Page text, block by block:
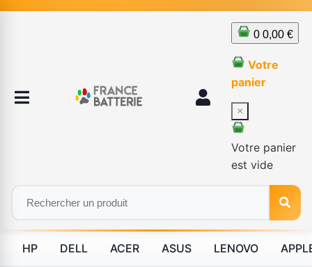
0 0,00 €
Votre
panier
×
Votre panier
est vide
HP DELL ACER ASUS LENOVO